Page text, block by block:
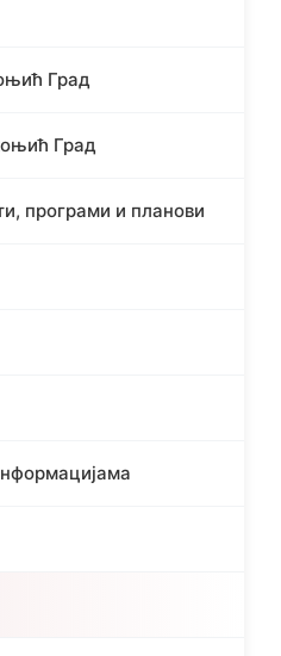
Град
Град
програми и планови